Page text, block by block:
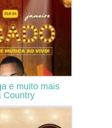
e muito mais
Country